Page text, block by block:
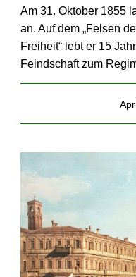
Am 31. Oktober 1855
an. Auf dem „Felsen
Freiheit“ lebt er 15
Feindschaft zum